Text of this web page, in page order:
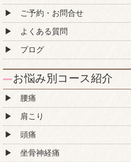
ご予約・お問合せ
よくある質問
ブログ
お悩み別コース紹介
腰痛
肩こり
頭痛
坐骨神経痛